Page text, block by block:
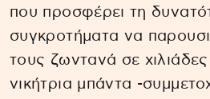
που προσφέρει τη
συγκροτήματα να
τους ζωντανά σε χιλιάδες
νικήτρια μπάντα -